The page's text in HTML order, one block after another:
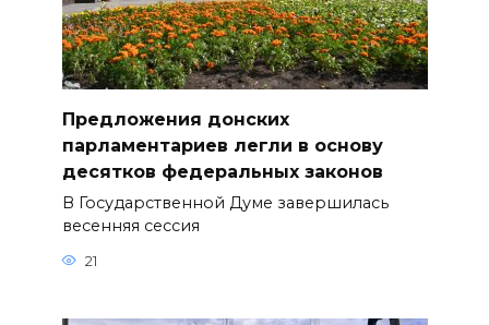
Предложения донских
парламентариев легли в основу
десятков федеральных законов
В Государственной Думе завершилась
весенняя сессия
21